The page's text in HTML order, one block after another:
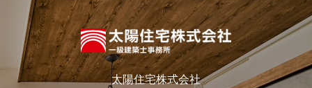
太陽住宅株式会社